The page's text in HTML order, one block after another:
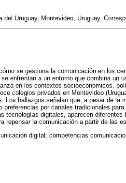
del Uruguay, Montevideo, Uruguay.
se gestiona la comunicación en los
enfrentan a un entorno que combina un
en los contextos socioeconómicos,
colegios privados en Montevideo
Los hallazgos señalan que, a pesar de
preferencias por canales tradicionales
tecnologías digitales, aparecen
repensar la comunicación a partir de las
digital; competencias